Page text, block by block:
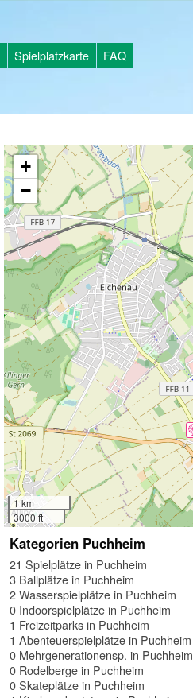
Spielplatzkarte FAQ
+
−
1 km
3000 ft
Kategorien Puchheim
21 Spielplätze in Puchheim
3 Ballplätze in Puchheim
2 Wasserspielplätze in Puchheim
0 Indoorspielplätze in Puchheim
1 Freizeitparks in Puchheim
1 Abenteuerspielplätze in Puchheim
0 Mehrgenerationensp. in Puchheim
0 Rodelberge in Puchheim
0 Skateplätze in Puchheim